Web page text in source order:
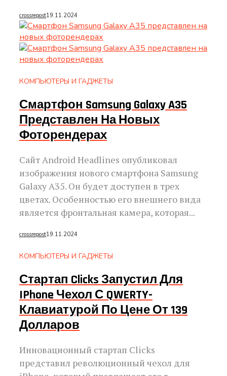
crossrepost19.11.2024
КОМПЬЮТЕРЫ И ГАДЖЕТЫ
Смартфон Samsung Galaxy A35
Представлен На Новых
Фоторендерах
Сайт Android Headlines опубликовал
изображения нового смартфона Samsung
Galaxy A35. Он будет доступен в трех
цветах. Особенностью его внешнего вида
является фронтальная камера, которая...
crossrepost19.11.2024
КОМПЬЮТЕРЫ И ГАДЖЕТЫ
Стартап Clicks Запустил Для
IPhone Чехол С QWERTY-
Клавиатурой По Цене От 139
Долларов
Инновационный стартап Clicks
представил революционный чехол для